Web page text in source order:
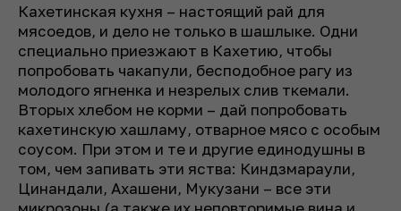
Кахетинская кухня – настоящий рай для
мясоедов, и дело не только в шашлыке. Одни
специально приезжают в Кахетию, чтобы
попробовать чакапули, бесподобное рагу из
молодого ягненка и незрелых слив ткемали.
Вторых хлебом не корми – дай попробовать
кахетинскую хашламу, отварное мясо с особым
соусом. При этом и те и другие единодушны в
том, чем запивать эти яства: Киндзмараули,
Цинандали, Ахашени, Мукузани – все эти